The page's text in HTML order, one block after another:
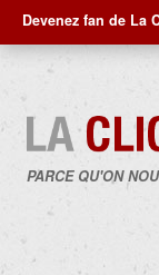
Devenez fan de La
PARCE QU'ON